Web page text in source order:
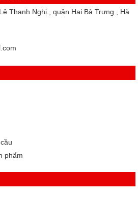
Thanh Nghị , quận Hai Bà Trưng , Hà
phẩm